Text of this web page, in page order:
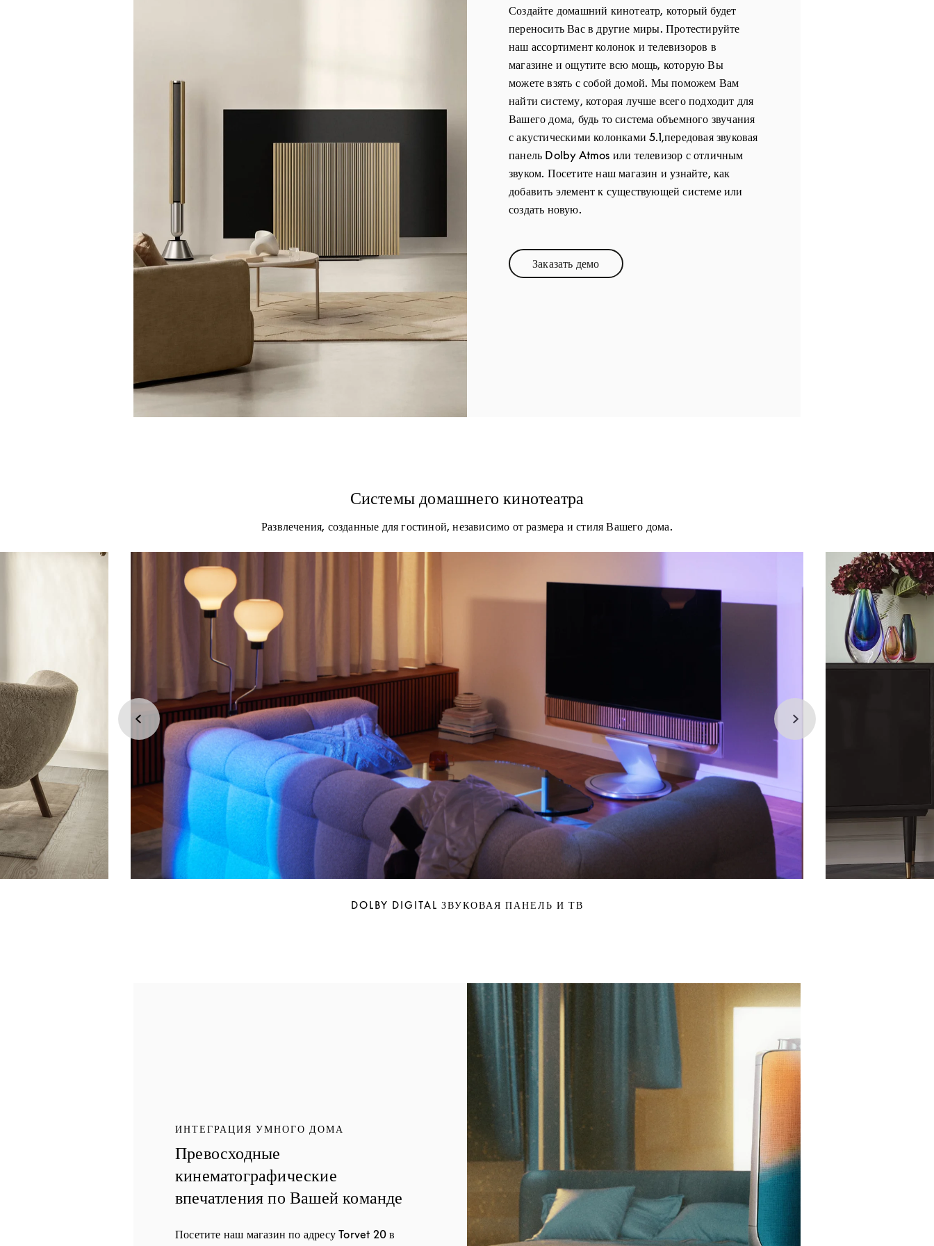
Создайте домашний кинотеатр, который будет
переносить Вас в другие миры. Протестируйте
наш ассортимент колонок и телевизоров в
магазине и ощутите всю мощь, которую Вы
можете взять с собой домой. Мы поможем Вам
найти систему, которая лучше всего подходит для
Вашего дома, будь то система объемного звучания
с акустическими колонками 5.1,передовая звуковая
панель Dolby Atmos или телевизор с отличным
звуком. Посетите наш магазин и узнайте, как
добавить элемент к существующей системе или
создать новую.
Заказать демоLink Opens in New Tab
Системы домашнего кинотеатра
Развлечения, созданные для гостиной, независимо от размера и стиля Вашего дома.
DOLBY DIGITAL ЗВУКОВАЯ ПАНЕЛЬ И ТВ
Изображение события
ИНТЕГРАЦИЯ УМНОГО ДОМА
Превосходные
кинематографические
впечатления по Вашей команде
Посетите наш магазин по адресу Torvet 20 в